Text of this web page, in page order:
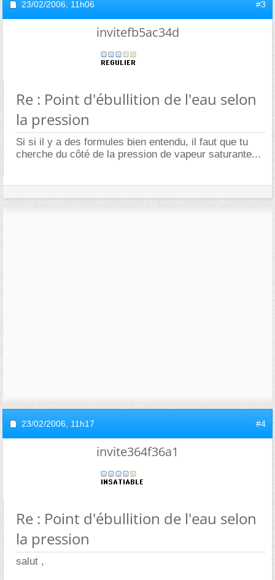
23/02/2006, 11h06 #3
invitefb5ac34d
Re : Point d'ébullition de l'eau selon
la pression
Si si il y a des formules bien entendu, il faut que tu
cherche du côté de la pression de vapeur saturante...
23/02/2006, 11h17 #4
invite364f36a1
Re : Point d'ébullition de l'eau selon
la pression
salut ,